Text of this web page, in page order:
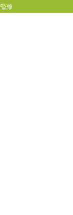
修